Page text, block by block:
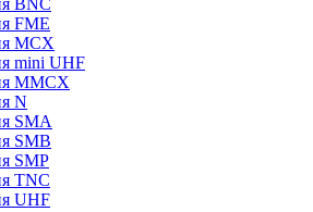
BNC
FME
MCX
mini UHF
MMCX
N
SMA
SMB
SMP
TNC
UHF